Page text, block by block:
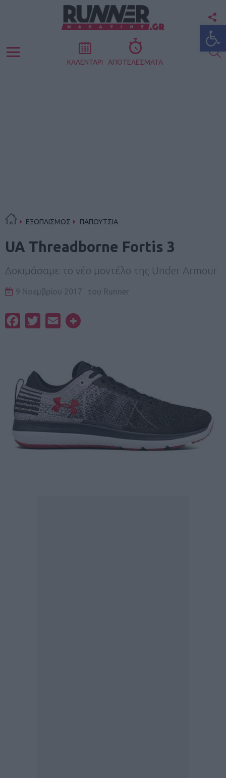
Menu ΚΑΛΕΝΤΑΡΙ ΑΠΟΤΕΛΕΣΜΑΤΑ
ΕΞΟΠΛΙΣΜΟΣ ΠΑΠΟΥΤΣΙΑ
UA Threadborne Fortis 3
Δοκιμάσαμε το νέο μοντέλο της Under Armour
9 Νοεμβρίου 2017 του Runner
FacebookTwitterEmail